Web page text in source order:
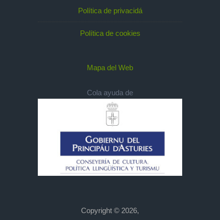
Política de privacidá
Política de cookies
Mapa del Web
Cola ayuda de
Copyright © 2026,